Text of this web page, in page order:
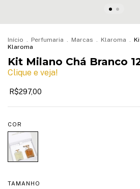
Início . Perfumaria . Marcas . Klaroma .
Klaroma
Kit Milano Chá Branco
Clique e veja!
R$297,00
COR
TAMANHO